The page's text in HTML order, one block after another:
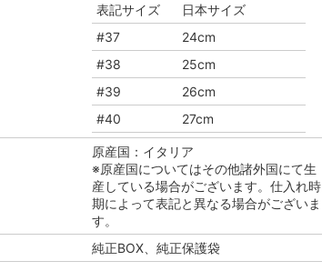
表記サイズ
日本サイズ
#37
24cm
#38
25cm
#39
26cm
#40
27cm
原産国：イタリア
※原産国についてはその他諸外国にて生
産している場合がございます。仕入れ時
期によって表記と異なる場合がございま
す。
純正BOX、純正保護袋